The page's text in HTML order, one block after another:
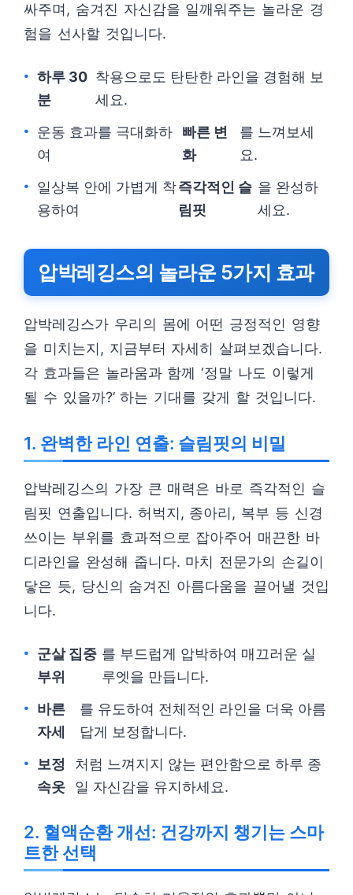
싸주며, 숨겨진 자신감을 일깨워주는 놀라운 경
험을 선사할 것입니다.
하루 30
분
착용으로도 탄탄한 라인을 경험해 보
세요.
운동 효과를 극대화하
여
빠른 변
화
를 느껴보세
요.
일상복 안에 가볍게 착
용하여
즉각적인 슬
림핏
을 완성하
세요.
압박레깅스의 놀라운 5가지 효과
압박레깅스가 우리의 몸에 어떤 긍정적인 영향
을 미치는지, 지금부터 자세히 살펴보겠습니다.
각 효과들은 놀라움과 함께 ‘정말 나도 이렇게
될 수 있을까?’ 하는 기대를 갖게 할 것입니다.
1. 완벽한 라인 연출: 슬림핏의 비밀
압박레깅스의 가장 큰 매력은 바로 즉각적인 슬
림핏 연출입니다. 허벅지, 종아리, 복부 등 신경
쓰이는 부위를 효과적으로 잡아주어 매끈한 바
디라인을 완성해 줍니다. 마치 전문가의 손길이
닿은 듯, 당신의 숨겨진 아름다움을 끌어낼 것입
니다.
군살 집중
부위
를 부드럽게 압박하여 매끄러운 실
루엣을 만듭니다.
바른
자세
를 유도하여 전체적인 라인을 더욱 아름
답게 보정합니다.
보정
속옷
처럼 느껴지지 않는 편안함으로 하루 종
일 자신감을 유지하세요.
2. 혈액순환 개선: 건강까지 챙기는 스마
트한 선택